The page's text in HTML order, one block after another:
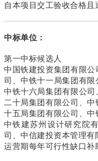
自本项目交工验收合格且
中标单位：
第一中标候选人
中国铁建投资集团有限
司、中铁十一局集团有限
中铁十六局集团有限公
二十局集团有限公司、
十五局集团有限公司、中
中铁建苏州设计研究院
司、中信建投资本管理有
运营期每年可行性缺口补